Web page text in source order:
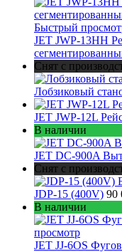
Быстрый
JET JWP-13HH
Снят с
Лобзиковый
JET JWP-12L
В наличии
JET DC-900A
Снят с
JDP-15 (400V) 90
В наличии
просмотр
JET JJ-6OS